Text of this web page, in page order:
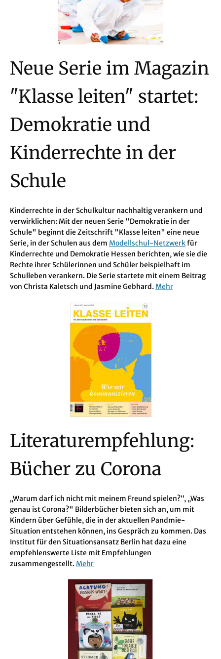
Neue Serie im Magazin
"Klasse leiten" startet:
Demokratie und
Kinderrechte in der
Schule
Kinderrechte in der Schulkultur nachhaltig verankern und
verwirklichen: Mit der neuen Serie "Demokratie in der
Schule" beginnt die Zeitschrift "Klasse leiten" eine neue
Serie, in der Schulen aus dem Modellschul-Netzwerkfür
Kinderrechte und Demokratie Hessen berichten, wie sie die
Rechte ihrer Schülerinnen und Schüler beispielhaft im
Schulleben verankern. Die Serie startete mit einem Beitrag
von Christa Kaletsch und Jasmine Gebhard. Mehr
Literaturempfehlung:
Bücher zu Corona
„Warum darf ich nicht mit meinem Freund spielen?“, „Was
genau ist Corona?" Bilderbücher bieten sich an, um mit
Kindern über Gefühle, die in der aktuellen Pandmie-
Situation entstehen können, ins Gespräch zu kommen. Das
Institut für den Situationsansatz Berlin hat dazu eine
empfehlenswerte Liste mit Empfehlungen
zusammengestellt. Mehr